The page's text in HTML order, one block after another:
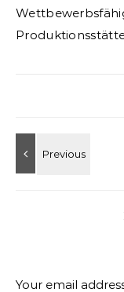
Your email